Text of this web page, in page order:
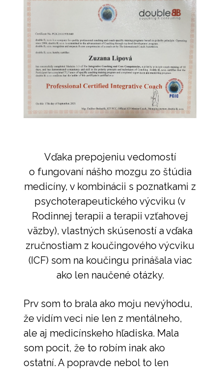
Vďaka prepojeniu vedomostí
o fungovaní nášho mozgu zo štúdia
medicíny, v kombinácii s poznatkami z
psychoterapeutického výcviku (v
Rodinnej terapii a terapii vzťahovej
väzby), vlastných skúseností a vďaka
zručnostiam z koučingového výcviku
(ICF) som na koučingu prinášala viac
ako len naučené otázky.
Prv som to brala ako moju nevýhodu,
že vidím veci nie len z mentálneho,
ale aj medicínskeho hľadiska. Mala
som pocit, že to robím inak ako
ostatní. A popravde nebol to len